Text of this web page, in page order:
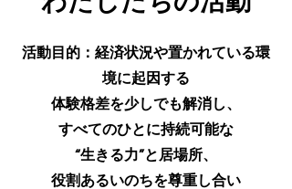
活動目的：経済状況や置かれている環
境に起因する
体験格差を少しでも解消し、
すべてのひとに持続可能な
“生きる力”と居場所、
役割あるいのちを尊重し合い